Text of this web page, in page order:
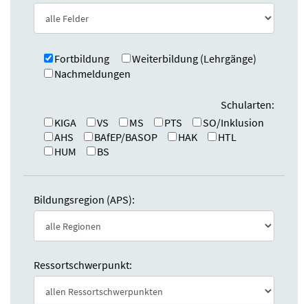
Fortbildung
Weiterbildung (Lehrgänge)
Nachmeldungen
Schularten:
KIGA
VS MS PTS
SO/Inklusion
AHS
BAfEP/BASOP HAK
HTL
HUM
BS
Bildungsregion (APS):
Ressortschwerpunkt: